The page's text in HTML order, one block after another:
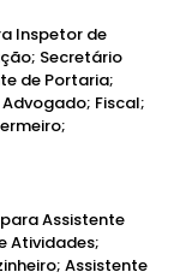
Inspetor de
Secretário
de Portaria;
Fiscal;
Assistente
Atividades;
Assistente